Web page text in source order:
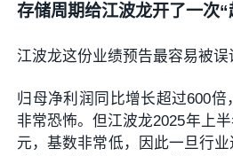
存储周期给江波龙开了一次“
江波龙这份业绩预告最容易被误
归母净利润同比增长超过600
非常恐怖。但江波龙2025年上
元，基数非常低，因此一旦行